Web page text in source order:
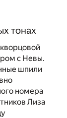
тонах
с Невы.
шпили
номера
Лиза